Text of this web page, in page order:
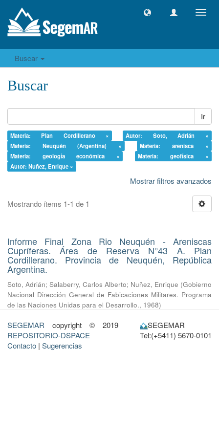
Buscar
Buscar
Ir
Materia: Plan Cordillerano ×
Autor: Soto, Adrián ×
Materia: Neuquén (Argentina) ×
Materia: arenisca ×
Materia: geología económica ×
Materia: geofísica ×
Autor: Nuñez, Enrique ×
Mostrar filtros avanzados
Mostrando ítems 1-1 de 1
Informe Final Zona Rio Neuquén - Areniscas
Cupríferas. Área de Reserva N°43 A. Plan
Cordillerano. Provincia de Neuquén, República
Argentina.
Soto, Adrián; Salaberry, Carlos Alberto; Nuñez, Enrique (Gobierno
Nacional Dirección General de Fabicaciones Militares. Programa
de las Naciones Unidas para el Desarrollo., 1968)
SEGEMAR copyright © 2019
REPOSITORIO-DSPACE
Contacto | Sugerencias
SEGEMAR
Tel:(+5411) 5670-0101